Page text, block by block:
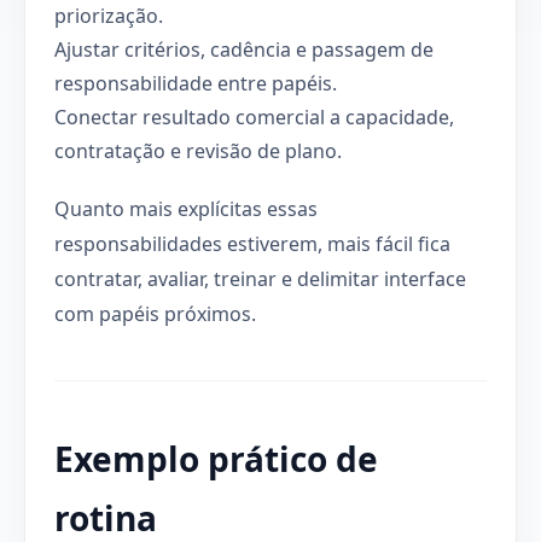
priorização.
Ajustar critérios, cadência e passagem de
responsabilidade entre papéis.
Conectar resultado comercial a capacidade,
contratação e revisão de plano.
Quanto mais explícitas essas
responsabilidades estiverem, mais fácil fica
contratar, avaliar, treinar e delimitar interface
com papéis próximos.
Exemplo prático de
rotina